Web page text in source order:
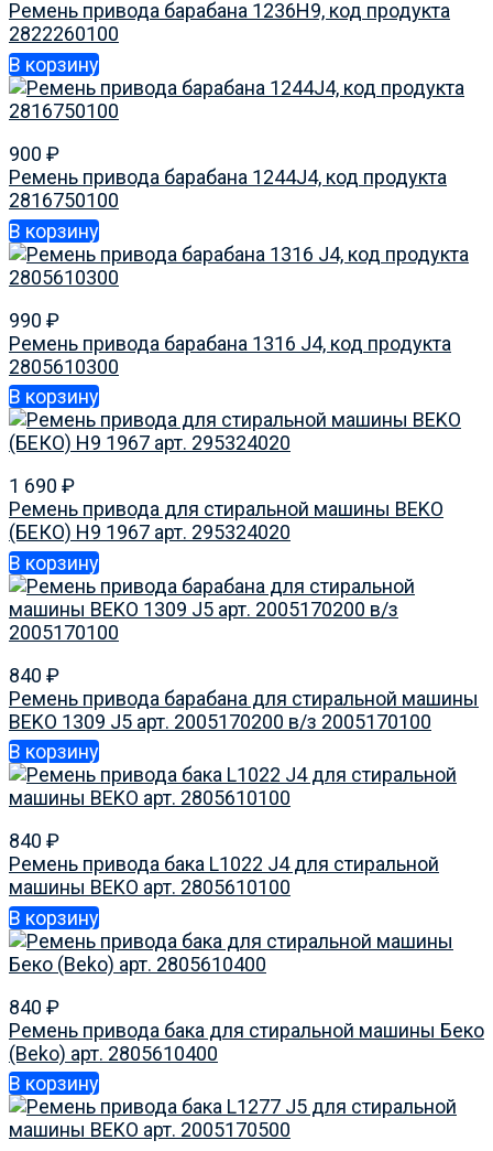
Ремень привода барабана 1236H9, код продукта
2822260100
В корзину
900 ₽
Ремень привода барабана 1244J4, код продукта
2816750100
В корзину
990 ₽
Ремень привода барабана 1316 J4, код продукта
2805610300
В корзину
1 690 ₽
Ремень привода для стиральной машины BEKO
(БЕКО) H9 1967 арт. 295324020
В корзину
840 ₽
Ремень привода барабана для стиральной машины
BEKO 1309 J5 арт. 2005170200 в/з 2005170100
В корзину
840 ₽
Ремень привода бака L1022 J4 для стиральной
машины BEKO арт. 2805610100
В корзину
840 ₽
Ремень привода бака для стиральной машины Беко
(Beko) арт. 2805610400
В корзину